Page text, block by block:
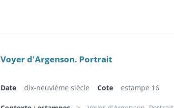
Voyer d'Argenson. Portrait
Date dix-neuvième siècle Cote estampe 16